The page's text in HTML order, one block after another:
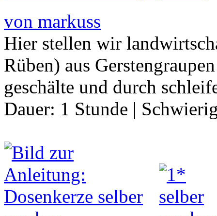
von markuss
Hier stellen wir
Rüben) aus
geschälte und durch
Dauer: 1 Stunde |